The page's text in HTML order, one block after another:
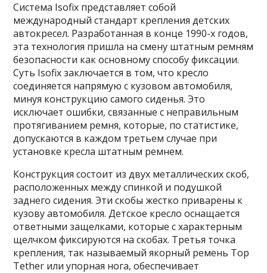
Система Isofix представляет собой
международный стандарт крепления детских
автокресел. Разработанная в конце 1990-х годов,
эта технология пришла на смену штатным ремням
безопасности как основному способу фиксации.
Суть Isofix заключается в том, что кресло
соединяется напрямую с кузовом автомобиля,
минуя конструкцию самого сиденья. Это
исключает ошибки, связанные с неправильным
протягиванием ремня, которые, по статистике,
допускаются в каждом третьем случае при
установке кресла штатным ремнем.
Конструкция состоит из двух металлических скоб,
расположенных между спинкой и подушкой
заднего сидения. Эти скобы жестко приварены к
кузову автомобиля. Детское кресло оснащается
ответными защелками, которые с характерным
щелчком фиксируются на скобах. Третья точка
крепления, так называемый якорный ремень Top
Tether или упорная нога, обеспечивает